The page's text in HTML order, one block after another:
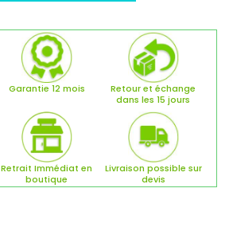
Garantie 12 mois
Retour et échange
dans les 15 jours
Retrait Immédiat en
boutique
Livraison possible sur
devis